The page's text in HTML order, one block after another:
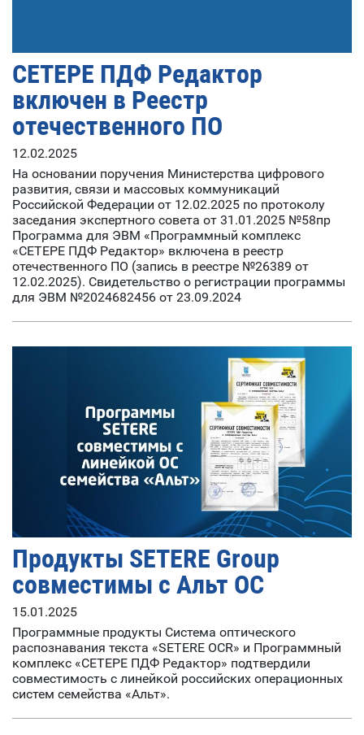
СЕТЕРЕ ПДФ Редактор
включен в Реестр
отечественного ПО
12.02.2025
На основании поручения Министерства цифрового
развития, связи и массовых коммуникаций
Российской Федерации от 12.02.2025 по протоколу
заседания экспертного совета от 31.01.2025 №58пр
Программа для ЭВМ «Программный комплекс
«СЕТЕРЕ ПДФ Редактор» включена в реестр
отечественного ПО (запись в реестре №26389 от
12.02.2025). Свидетельство о регистрации программы
для ЭВМ №2024682456 от 23.09.2024
Продукты SETERE Group
совместимы с Альт ОС
15.01.2025
Программные продукты Система оптического
распознавания текста «SETERE OCR» и Программный
комплекс «СЕТЕРЕ ПДФ Редактор» подтвердили
совместимость с линейкой российских операционных
систем семейства «Альт».